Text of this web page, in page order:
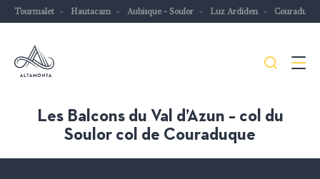
Tourmalet Hautacam Aubisque - Soulor Luz Ardiden
Pyrénées
Menu
Les Balcons du Val d’Azun – col du
Soulor col de Couraduque